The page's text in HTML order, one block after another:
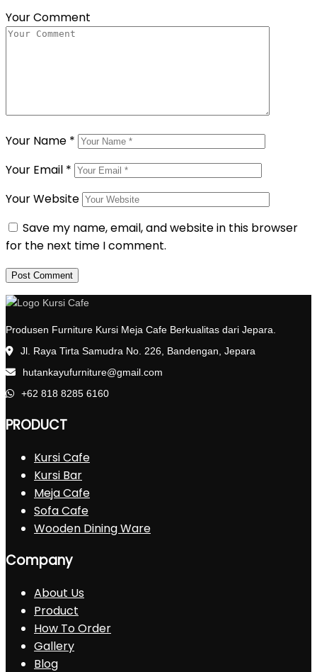
Your Comment
Your Name *
Your Email *
Your Website
Save my name, email, and website in this browser
for the next time I comment.
Produsen Furniture Kursi Meja Cafe Berkualitas dari Jepara.
Jl. Raya Tirta Samudra No. 226, Bandengan, Jepara
hutankayufurniture@gmail.com
+62 818 8285 6160
PRODUCT
Kursi Cafe
Kursi Bar
Meja Cafe
Sofa Cafe
Wooden Dining Ware
Company
About Us
Product
How To Order
Gallery
Blog